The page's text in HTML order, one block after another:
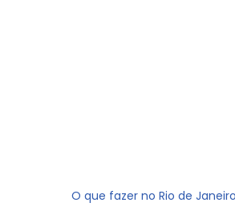
O que fazer no Rio de